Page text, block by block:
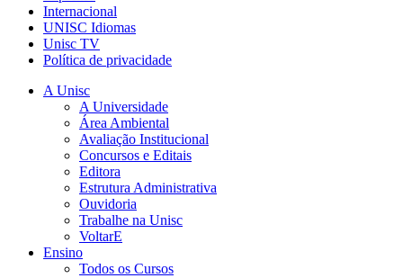
Internacional
UNISC Idiomas
Unisc TV
Política de privacidade
A Unisc
A Universidade
Área Ambiental
Avaliação Institucional
Concursos e Editais
Editora
Estrutura Administrativa
Ouvidoria
Trabalhe na Unisc
VoltarE
Ensino
Todos os Cursos